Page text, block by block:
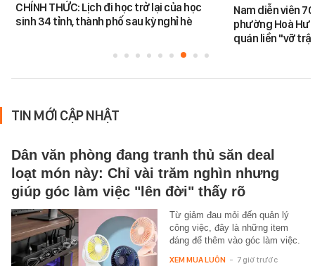
CHÍNH THỨC: Lịch đi học trở lại của học
sinh 34 tỉnh, thành phố sau kỳ nghỉ hè
Nam diễn viên
phường Hoà
quán liền "vỡ
TIN MỚI CẬP NHẬT
Dân văn phòng đang tranh thủ săn deal
loạt món này: Chỉ vài trăm nghìn nhưng
giúp góc làm việc "lên đời" thấy rõ
Từ giảm đau mỏi đến quản lý
công việc, đây là những item
đáng để thêm vào góc làm việc.
XEM MUA LUÔN - 7 giờ trước